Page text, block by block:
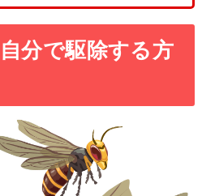
分で駆除する方